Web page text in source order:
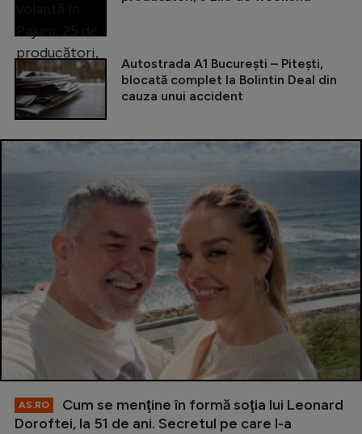
Autostrada A1 București – Pitești,
blocată complet la Bolintin Deal din
cauza unui accident
AS.RO
Cum se menţine în formă soţia lui Leonard
Doroftei, la 51 de ani. Secretul pe care l-a